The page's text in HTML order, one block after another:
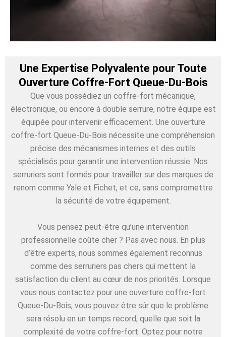
Une Expertise Polyvalente pour Toute
Ouverture Coffre-Fort Queue-Du-Bois
Que vous possédiez un coffre-fort mécanique,
électronique, ou encore à double serrure, notre équipe est
équipée pour intervenir efficacement. Une ouverture
coffre-fort Queue-Du-Bois nécessite une compréhension
précise des mécanismes internes et des outils
spécialisés pour garantir une intervention réussie. Nos
serruriers sont formés pour travailler sur des marques de
renom comme Yale et Fichet, et ce, sans compromettre
la sécurité de votre équipement.
Vous pensez peut-être qu’une intervention
professionnelle coûte cher ? Pas avec nous. En plus
d’être experts, nous sommes également reconnus
comme des serruriers pas chers qui mettent la
satisfaction du client au cœur de nos priorités. Lorsque
vous nous contactez pour une ouverture coffre-fort
Queue-Du-Bois, vous pouvez être sûr que le problème
sera résolu en un temps record, quelle que soit la
complexité de votre coffre-fort. Optez pour notre